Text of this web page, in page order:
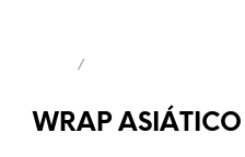
/
WRAP ASIÁTICO